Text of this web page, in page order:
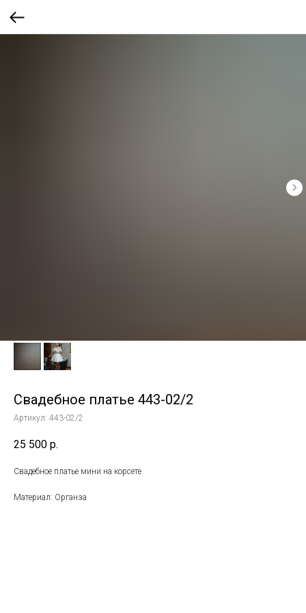
Свадебное платье 443-02/2
Артикул: 443-02/2
25 500 р.
Свадебное платье мини на корсете
Материал: Органза